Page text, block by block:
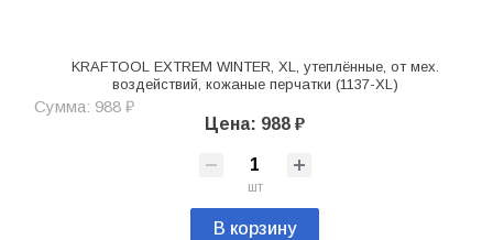
KRAFTOOL EXTREM WINTER, XL, утеплённые, от мех.
воздействий, кожаные перчатки (1137-XL)
Сумма: 988 ₽
Цена: 988 ₽
шт
В корзину